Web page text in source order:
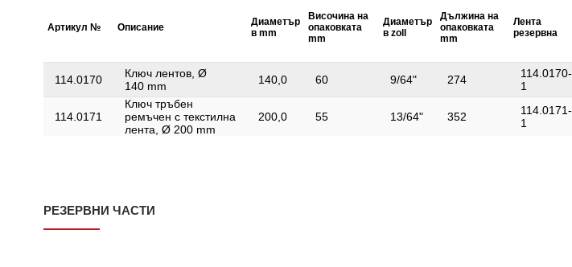
Артикул № Описание
Диаметър
в mm
Височина на
опаковката
mm
Диаметър
в zoll
Дължина на
опаковката
mm
Лента
резервна
114.0170
Ключ лентов, Ø
140 mm
140,0 60 9/64" 274
114.0170-
1
114.0171
Ключ тръбен
ремъчен с текстилна
лента, Ø 200 mm
200,0 55 13/64" 352
114.0171-
1
РЕЗЕРВНИ ЧАСТИ